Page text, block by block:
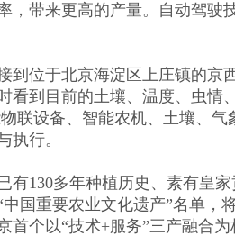
带来更高的产量。自动驾驶
位于北京海淀区上庄镇的京
到目前的土壤、温度、虫情
联设备、智能农机、土壤、
执行。
130多年种植历史、素有皇
国重要农业文化遗产”名单，
个以“技术+服务”三产融合